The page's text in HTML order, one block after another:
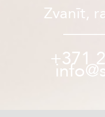
Zvanīt,
+371